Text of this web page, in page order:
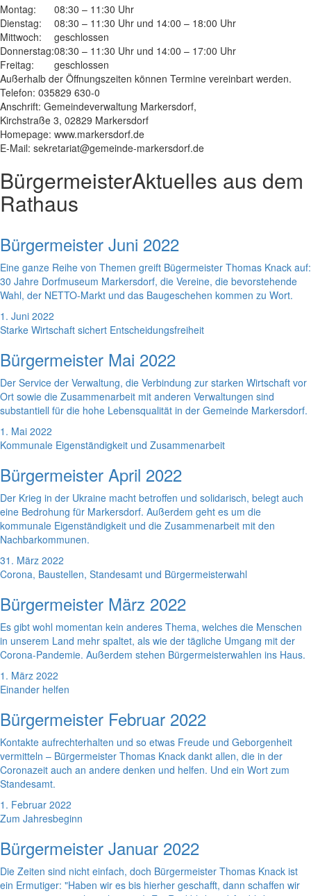
Montag:
08:30 – 11:30 Uhr
Dienstag:
08:30 – 11:30 Uhr und 14:00 – 18:00 Uhr
Mittwoch:
geschlossen
Donnerstag:08:30 – 11:30 Uhr und 14:00 – 17:00 Uhr
Freitag:
geschlossen
Außerhalb der Öffnungszeiten können Termine vereinbart werden.
Telefon: 035829 630-0
Anschrift: Gemeindeverwaltung Markersdorf,
Kirchstraße 3, 02829 Markersdorf
Homepage: www.markersdorf.de
E-Mail: sekretariat@gemeinde-markersdorf.de
BürgermeisterAktuelles aus dem
Rathaus
Bürgermeister Juni 2022
Eine ganze Reihe von Themen greift Bügermeister Thomas Knack auf:
30 Jahre Dorfmuseum Markersdorf, die Vereine, die bevorstehende
Wahl, der NETTO-Markt und das Baugeschehen kommen zu Wort.
1. Juni 2022
Starke Wirtschaft sichert Entscheidungsfreiheit
Bürgermeister Mai 2022
Der Service der Verwaltung, die Verbindung zur starken Wirtschaft vor
Ort sowie die Zusammenarbeit mit anderen Verwaltungen sind
substantiell für die hohe Lebensqualität in der Gemeinde Markersdorf.
1. Mai 2022
Kommunale Eigenständigkeit und Zusammenarbeit
Bürgermeister April 2022
Der Krieg in der Ukraine macht betroffen und solidarisch, belegt auch
eine Bedrohung für Markersdorf. Außerdem geht es um die
kommunale Eigenständigkeit und die Zusammenarbeit mit den
Nachbarkommunen.
31. März 2022
Corona, Baustellen, Standesamt und Bürgermeisterwahl
Bürgermeister März 2022
Es gibt wohl momentan kein anderes Thema, welches die Menschen
in unserem Land mehr spaltet, als wie der tägliche Umgang mit der
Corona-Pandemie. Außerdem stehen Bürgermeisterwahlen ins Haus.
1. März 2022
Einander helfen
Bürgermeister Februar 2022
Kontakte aufrechterhalten und so etwas Freude und Geborgenheit
vermitteln – Bürgermeister Thomas Knack dankt allen, die in der
Coronazeit auch an andere denken und helfen. Und ein Wort zum
Standesamt.
1. Februar 2022
Zum Jahresbeginn
Bürgermeister Januar 2022
Die Zeiten sind nicht einfach, doch Bürgermeister Thomas Knack ist
ein Ermutiger: "Haben wir es bis hierher geschafft, dann schaffen wir